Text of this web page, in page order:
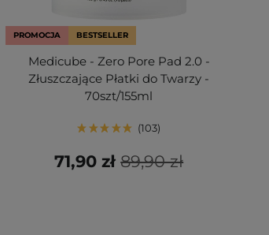
PROMOCJA BESTSELLER
Medicube - Zero Pore Pad 2.0 -
Złuszczające Płatki do Twarzy -
70szt/155ml
103
89,90 zł
71,90 zł